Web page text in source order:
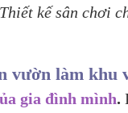
Thiết kế sân chơi
vườn làm khu
gia đình mình.